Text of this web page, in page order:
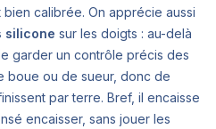
calibrée. On apprécie aussi
silicone sur les doigts : au-delà
garder un contrôle précis des
boue ou de sueur, donc de
par terre. Bref, il encaisse
encaisser, sans jouer les